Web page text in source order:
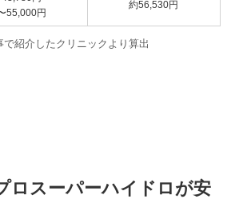
55,000円
約56,530円
紹介したクリニック より算出
ロスーパーハイドロが安